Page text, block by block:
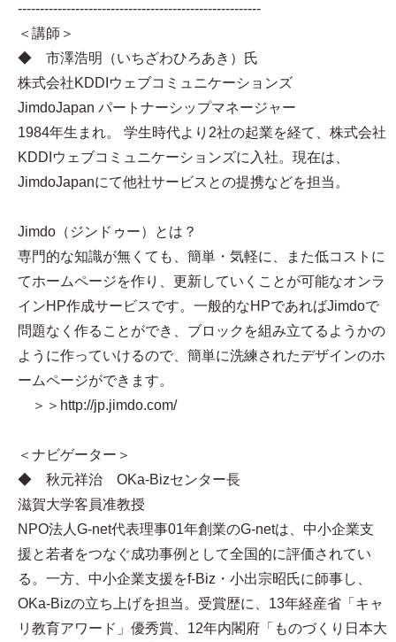
-------------------------------------------------------
＜講師＞
◆ 市澤浩明（いちざわひろあき）氏
株式会社KDDIウェブコミュニケーションズ
JimdoJapan パートナーシップマネージャー
1984年生まれ。 学生時代より2社の起業を経て、株式会社
KDDIウェブコミュニケーションズに入社。現在は、
JimdoJapanにて他社サービスとの提携などを担当。
Jimdo（ジンドゥー）とは？
専門的な知識が無くても、簡単・気軽に、また低コストに
てホームページを作り、更新していくことが可能なオンラ
インHP作成サービスです。一般的なHPであればJimdoで
問題なく作ることができ、ブロックを組み立てるようかの
ように作っていけるので、簡単に洗練されたデザインのホ
ームページができます。
＞＞http://jp.jimdo.com/
＜ナビゲーター＞
◆ 秋元祥治 OKa-Bizセンター長
滋賀大学客員准教授
NPO法人G-net代表理事01年創業のG-netは、中小企業支
援と若者をつなぐ成功事例として全国的に評価されてい
る。一方、中小企業支援をf-Biz・小出宗昭氏に師事し、
OKa-Bizの立ち上げを担当。受賞歴に、13年経産省「キャ
リ教育アワード」優秀賞、12年内閣府「ものづくり日本大